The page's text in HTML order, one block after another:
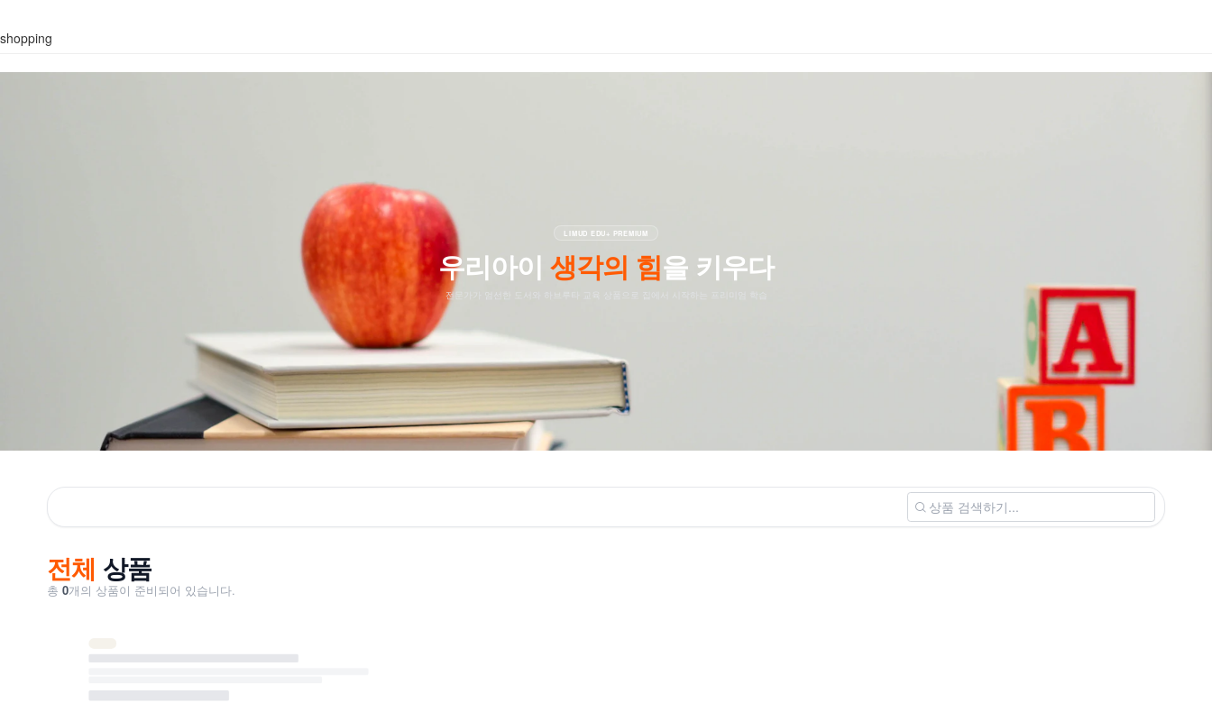
shopping
LIMUD EDU+ PREMIUM
우리아이 생각의 힘을 키우다
전문가가 엄선한 도서와 하브루타 교육 상품으로 집에서 시작하는 프리미엄 학습
전체 상품
총 0개의 상품이 준비되어 있습니다.